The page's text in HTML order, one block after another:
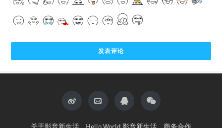
关于影音新生活 Hello World 影音新生活 商务合作